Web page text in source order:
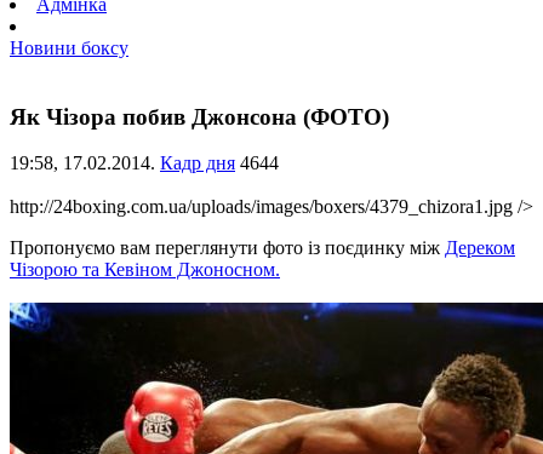
Адмінка
Новини боксу
Як Чізора побив Джонсона (ФОТО)
19:58, 17.02.2014. Кадр дня 4644
http://24boxing.com.ua/uploads/images/boxers/4379_chizora1.jpg />
Пропонуємо вам переглянути фото із поєдинку між Дереком
Чізорою та Кевіном Джоносном.